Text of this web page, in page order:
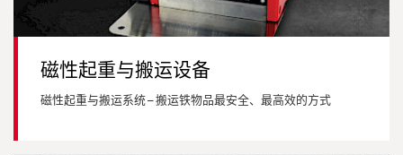
磁性起重与搬运设备
磁性起重与搬运系统 – 搬运铁物品最安全、最高效的方式